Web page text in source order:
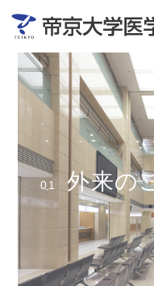
01 外来の